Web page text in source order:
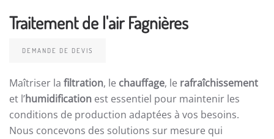
Traitement de l'air Fagnières
DEMANDE DE DEVIS
Maîtriser la filtration, le chauffage, le rafraîchissement
et l’humidification est essentiel pour maintenir les
conditions de production adaptées à vos besoins.
Nous concevons des solutions sur mesure qui